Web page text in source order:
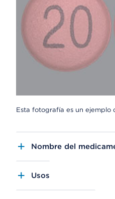
Esta fotografía es un ejemplo
Nombre del
Usos